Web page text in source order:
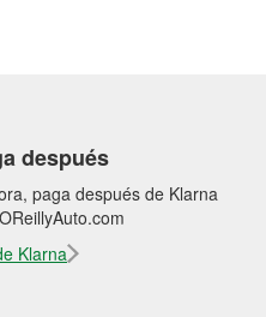
después
paga después de Klarna
Klarna